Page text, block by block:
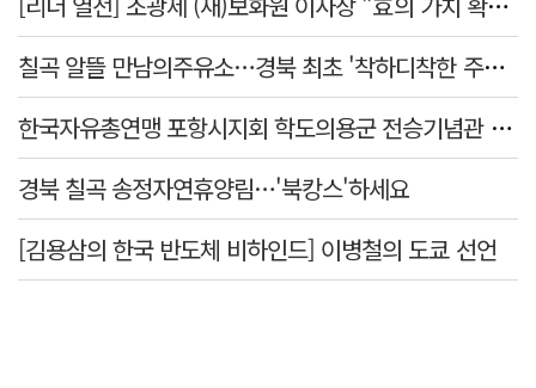
칠곡 알뜰 만남의주유소…경북 최초 '착하디착한 주유소' 선정
한국자유총연맹 포항시지회 학도의용군 전승기념관 방문
경북 칠곡 송정자연휴양림…'북캉스'하세요
[김용삼의 한국 반도체 비하인드] 이병철의 도쿄 선언